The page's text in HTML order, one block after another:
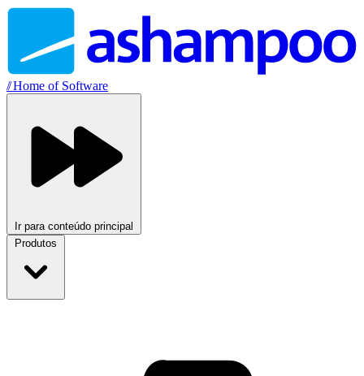
//Home of Software
Ir para conteúdo principal
Produtos